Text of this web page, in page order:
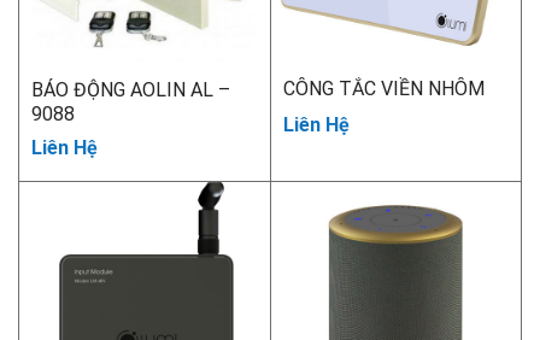
BÁO ĐỘNG AOLIN AL –
9088
Liên Hệ
CÔNG TẮC VIỀN NHÔM
Liên Hệ